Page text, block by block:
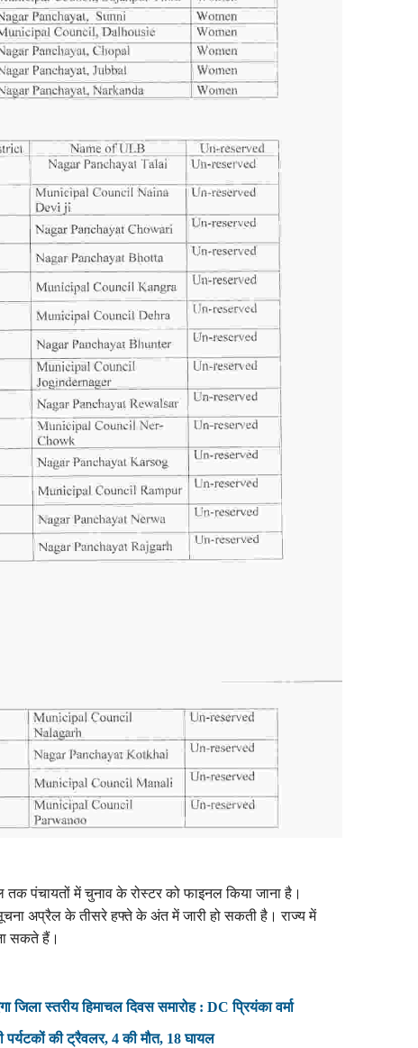
पंचायतों में चुनाव के रोस्टर को फाइनल किया जाना है।
अप्रैल के तीसरे हफ्ते के अंत में जारी हो सकती है। राज्य में
सकते हैं।
जिला स्तरीय हिमाचल दिवस समारोह : DC प्रियंका वर्मा
पर्यटकों की ट्रैवलर, 4 की मौत, 18 घायल